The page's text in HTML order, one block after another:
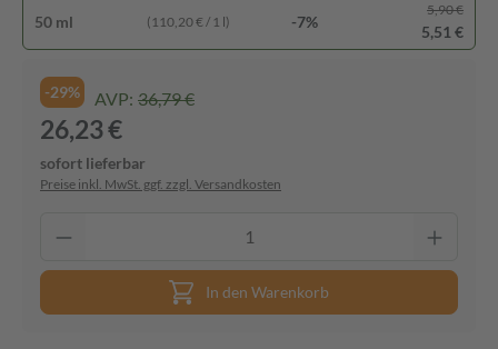
50 ml (110,20 € / 1 l) -7%
5,90 €
5,51 €
-29% AVP: 36,79 €
26,23 €
sofort lieferbar
Preise inkl. MwSt. ggf. zzgl. Versandkosten
In den Warenkorb